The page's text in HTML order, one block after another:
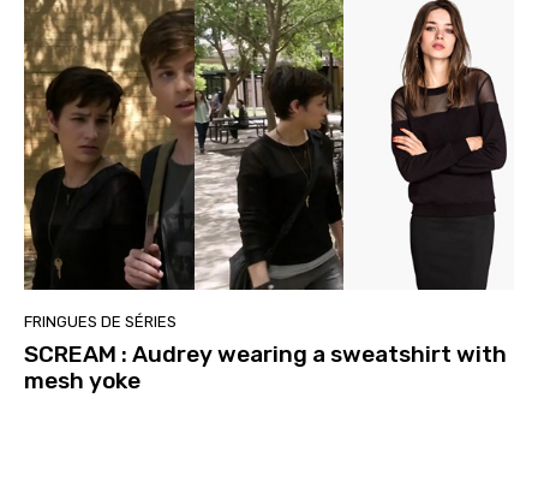
FRINGUES DE SÉRIES
SCREAM : Audrey wearing a sweatshirt with
mesh yoke